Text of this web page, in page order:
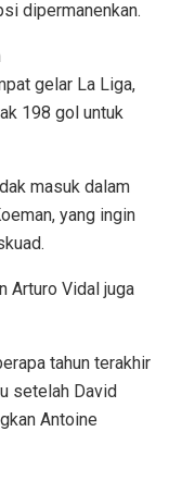
dipermanenkan.
gelar La Liga,
198 gol untuk
masuk dalam
yang ingin
Arturo Vidal juga
tahun terakhir
setelah David
Antoine